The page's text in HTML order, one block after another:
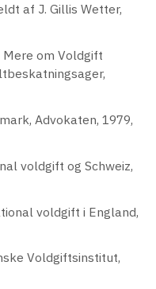
af J. Gillis Wetter,
Mere om Voldgift
Advokaten, 1979,
voldgift og Schweiz,
voldgift i England,
Voldgiftsinstitut,